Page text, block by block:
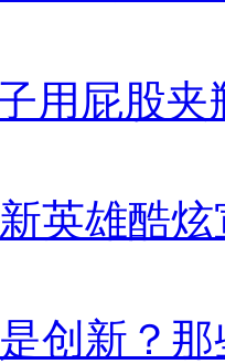
用屁股
英雄酷
创新？